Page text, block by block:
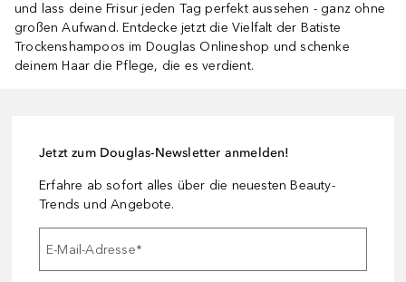
und lass deine Frisur jeden Tag perfekt aussehen - ganz ohne
großen Aufwand. Entdecke jetzt die Vielfalt der Batiste
Trockenshampoos im Douglas Onlineshop und schenke
deinem Haar die Pflege, die es verdient.
Jetzt zum Douglas-Newsletter anmelden!
Erfahre ab sofort alles über die neuesten Beauty-
Trends und Angebote.
E-Mail-Adresse*